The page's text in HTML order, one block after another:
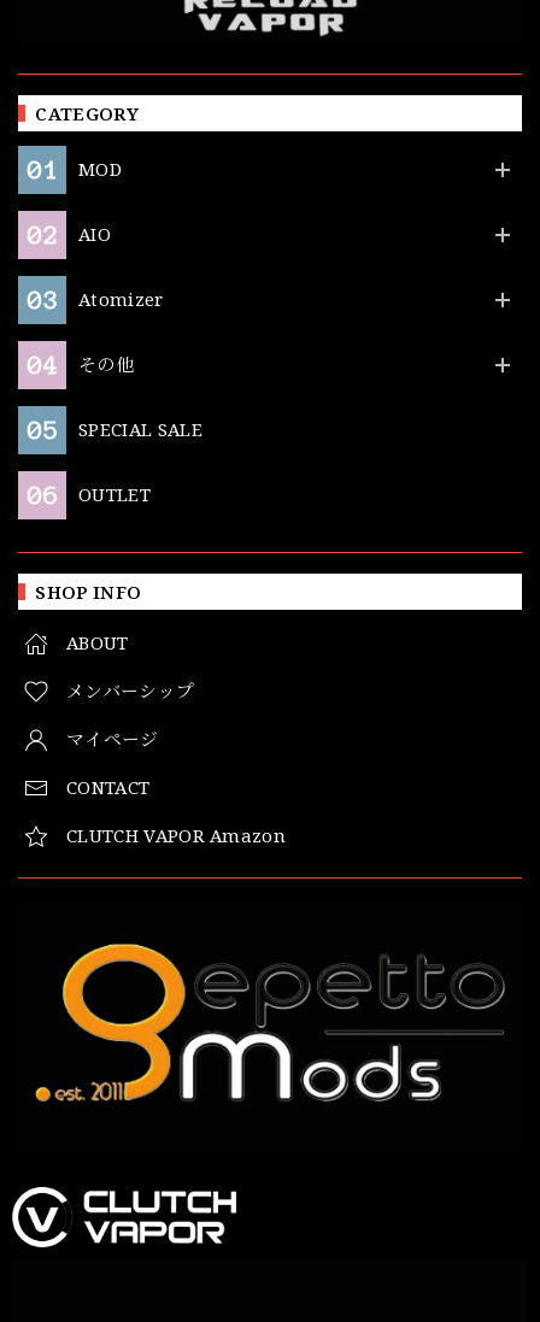
CATEGORY
MOD
AIO
Atomizer
その他
SPECIAL SALE
OUTLET
SHOP INFO
ABOUT
メンバーシップ
マイページ
CONTACT
CLUTCH VAPOR Amazon